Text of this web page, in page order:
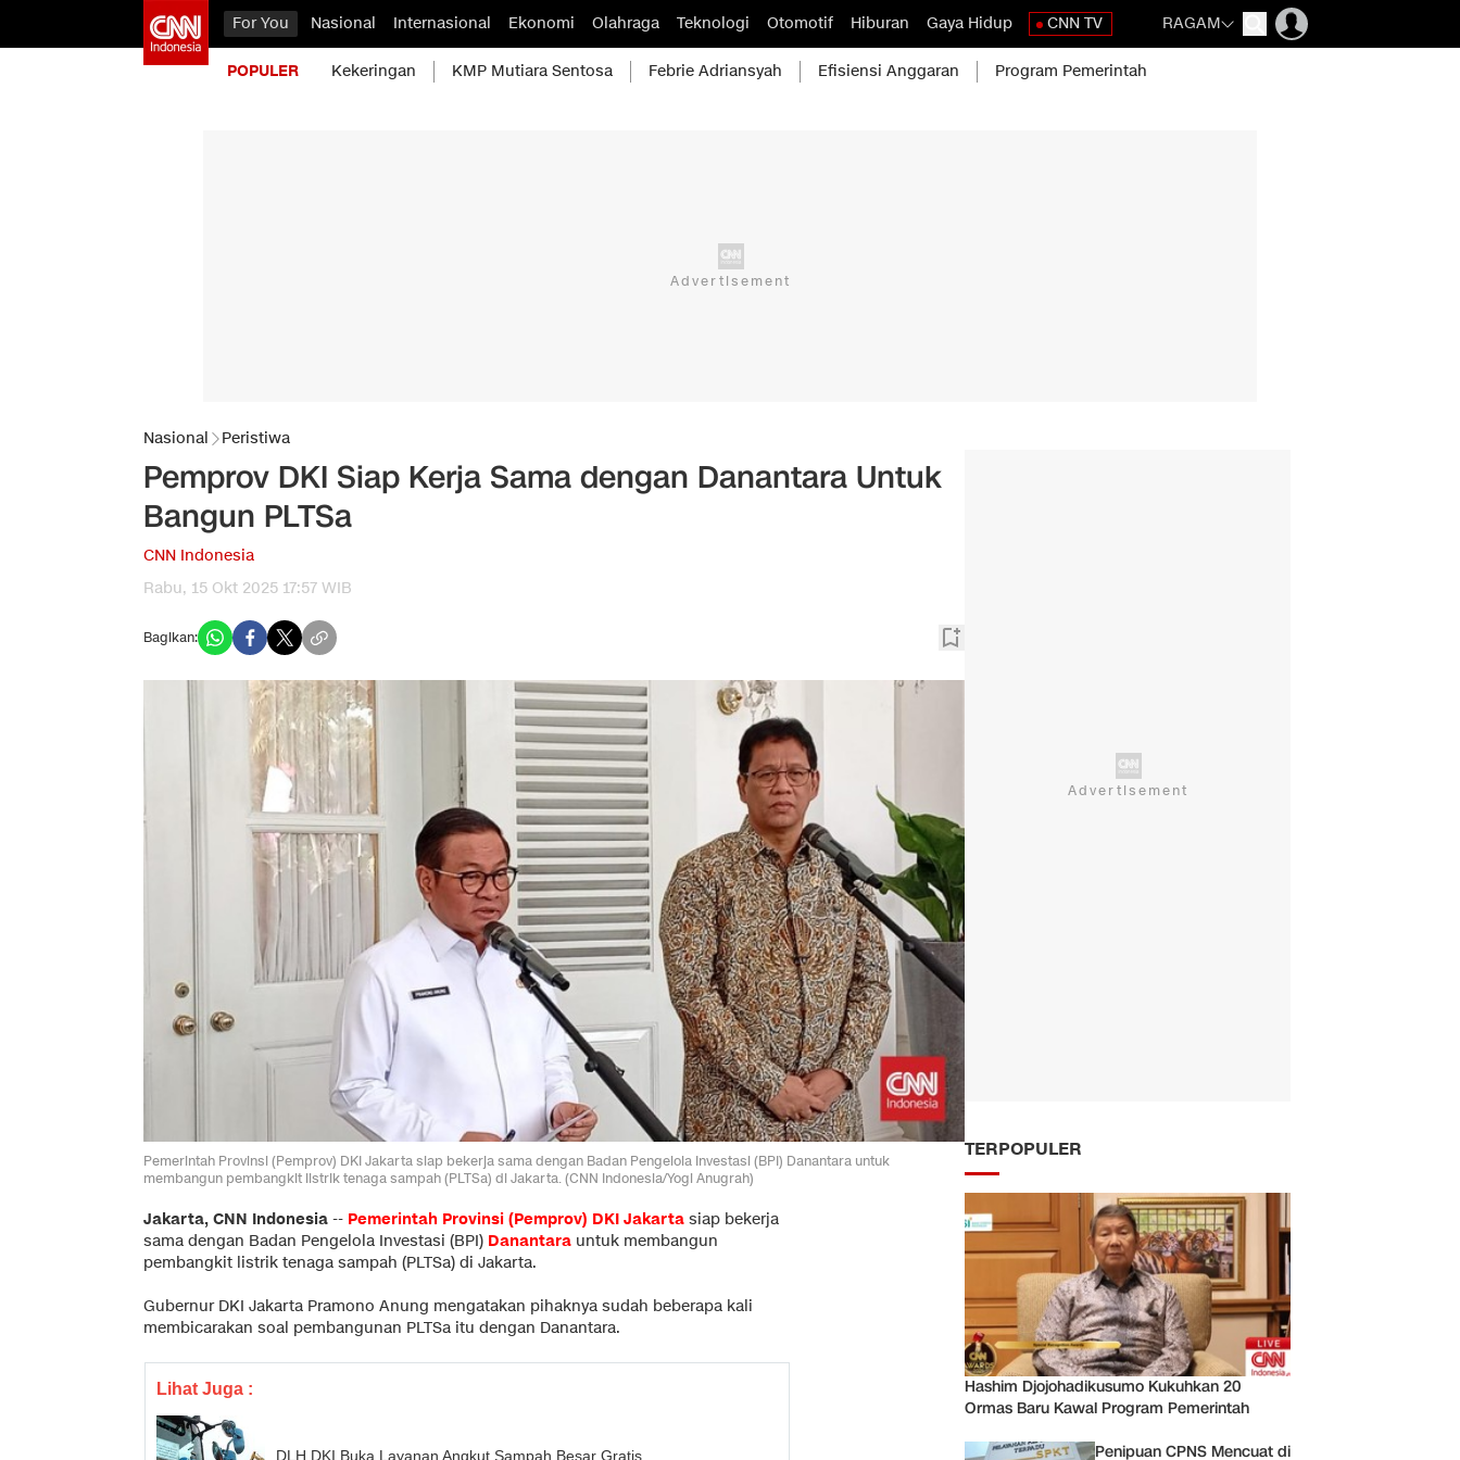
For You Nasional Internasional Ekonomi Olahraga Teknologi Otomotif Hiburan Gaya Hidup CNN TV RAGAM
POPULER Kekeringan KMP Mutiara Sentosa Febrie Adriansyah Efisiensi Anggaran Program Pemerintah
Nasional Peristiwa
Pemprov DKI Siap Kerja Sama dengan Danantara Untuk
Bangun PLTSa
CNN Indonesia
Rabu, 15 Okt 2025 17:57 WIB
Bagikan:
Pemerintah Provinsi (Pemprov) DKI Jakarta siap bekerja sama dengan Badan Pengelola Investasi (BPI) Danantara untuk
membangun pembangkit listrik tenaga sampah (PLTSa) di Jakarta. (CNN Indonesia/Yogi Anugrah)
Jakarta, CNN Indonesia -- Pemerintah Provinsi (Pemprov) DKI Jakarta siap bekerja
sama dengan Badan Pengelola Investasi (BPI) Danantara untuk membangun
pembangkit listrik tenaga sampah (PLTSa) di Jakarta.
Gubernur DKI Jakarta Pramono Anung mengatakan pihaknya sudah beberapa kali
membicarakan soal pembangunan PLTSa itu dengan Danantara.
Lihat Juga :
DLH DKI Buka Layanan Angkut Sampah Besar Gratis
TERPOPULER
Hashim Djojohadikusumo Kukuhkan 20
Ormas Baru Kawal Program Pemerintah
Penipuan CPNS Mencuat di